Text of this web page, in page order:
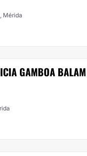
Mérida
GAMBOA BALAM